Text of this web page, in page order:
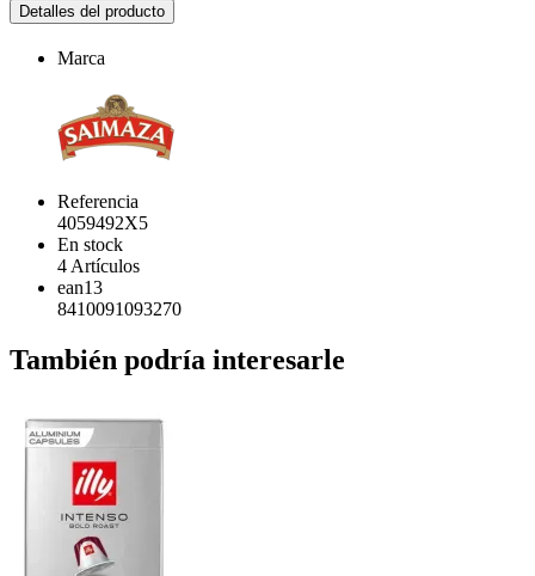
Detalles del producto
Marca
Referencia
4059492X5
En stock
4 Artículos
ean13
8410091093270
También podría interesarle